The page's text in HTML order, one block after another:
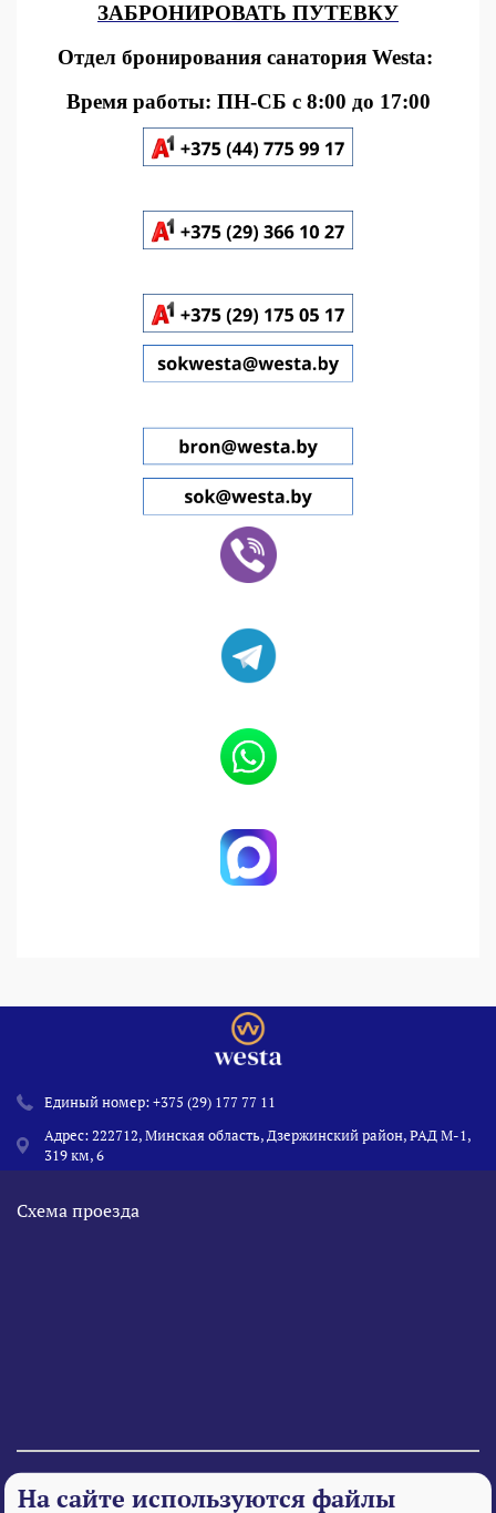
ЗАБРОНИРОВАТЬ ПУТЕВКУ
Отдел бронирования санатория Westa:
Время работы: ПН-СБ с 8:00 до 17:00
Единый номер:+375 (29) 177 77 11
Адрес: 222712, Минская область, Дзержинский район, РАД М-1,
319 км, 6
Схема проезда
© 1995 - 2026 «Веста» Все права защищены.
На сайте используются файлы